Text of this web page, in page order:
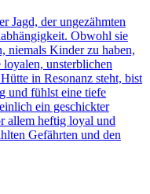
Jagd, der ungezähmten
Obwohl sie
niemals Kinder zu haben,
unsterblichen
in Resonanz steht, bist
und fühlst eine tiefe
ein geschickter
allem heftig loyal und
Gefährten und den